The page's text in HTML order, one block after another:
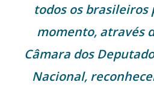
todos os brasileiros
momento, através
Câmara dos
Nacional,